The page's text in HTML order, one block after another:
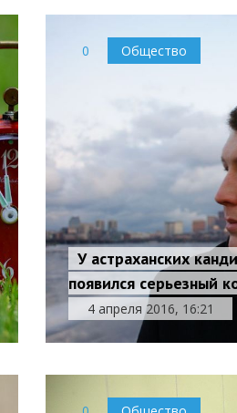
0 Общество
У астраханских
появился серьезный
4 апреля 2016, 16:21